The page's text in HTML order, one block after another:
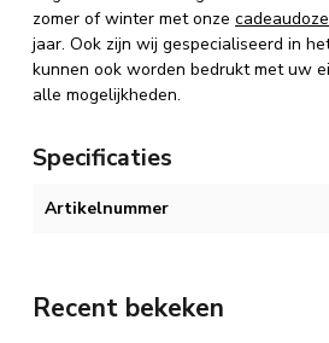
zomer of winter met onze
jaar. Ook zijn wij gespecialiseerd in
kunnen ook worden bedrukt met uw
alle mogelijkheden.
Specificaties
Artikelnummer
Recent bekeken